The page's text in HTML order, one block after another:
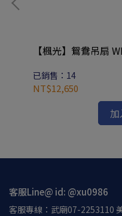
【楓光】鴛鴦吊扇
已銷售：14
NT$12,650
客服Line@ id: @xu0986
客服專線：武廟07-2253110